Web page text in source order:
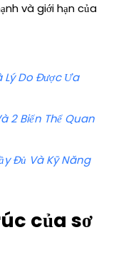
và giới hạn của
Lý Do Được Ưa
2 Biến Thể Quan
Đủ Và Kỹ Năng
của sơ